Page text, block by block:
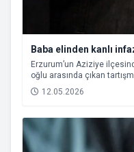
Baba elinden kanlı
Erzurum’un Aziziye
oğlu arasında çıkan
yaralayan baba,
gönderildi.
12.05.2026